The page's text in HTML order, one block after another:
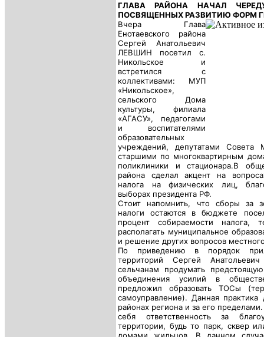
ГЛАВА РАЙОНА НАЧАЛ
ПОСВЯЩЕННЫХ РАЗВИТИЮ ФОРМ
Вчера Глава
Енотаевского района
Сергей Анатольевич
ЛЕВШИН посетил с.
Никольское и
встретился с
коллективами: МУП
«Никольское»,
сельского Дома
культуры, филиала
«АГАСУ», педагогами
и воспитателями
образовательных
учреждений, депутатами Совета
старшими по многоквартирным
поликлиники и стационара.В
района сделал акцент на
налога на физических лиц,
выборах президента РФ.
Стоит напомнить, что сборы за
налоги остаются в бюджете
процент собираемости
располагать муниципальное
и решение других вопросов
По приведению в порядок
территорий Сергей
сельчанам продумать
объединения усилий в
предложил образовать ТОСы
самоуправление). Данная
районах региона и за его
себя ответственность за
территории, будь то парк, сквер